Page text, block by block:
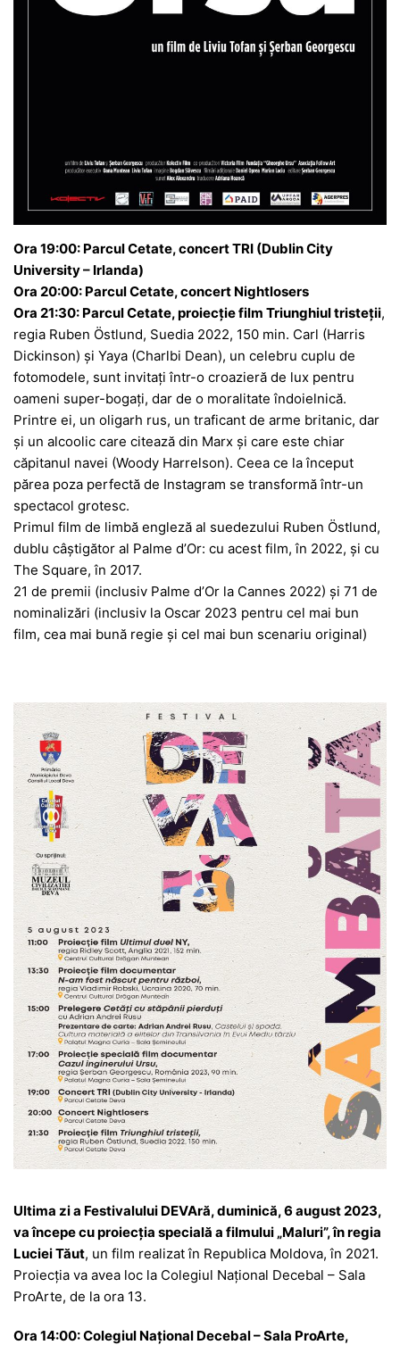
Ora 19:00: Parcul Cetate, concert TRI (Dublin City
University – Irlanda)
Ora 20:00: Parcul Cetate, concert Nightlosers
Ora 21:30: Parcul Cetate, proiecție film Triunghiul tristeții,
regia Ruben Östlund, Suedia 2022, 150 min. Carl (Harris
Dickinson) și Yaya (Charlbi Dean), un celebru cuplu de
fotomodele, sunt invitați într-o croazieră de lux pentru
oameni super-bogați, dar de o moralitate îndoielnică.
Printre ei, un oligarh rus, un traficant de arme britanic, dar
și un alcoolic care citează din Marx și care este chiar
căpitanul navei (Woody Harrelson). Ceea ce la început
părea poza perfectă de Instagram se transformă într-un
spectacol grotesc.
Primul film de limbă engleză al suedezului Ruben Östlund,
dublu câștigător al Palme d’Or: cu acest film, în 2022, și cu
The Square, în 2017.
21 de premii (inclusiv Palme d’Or la Cannes 2022) și 71 de
nominalizări (inclusiv la Oscar 2023 pentru cel mai bun
film, cea mai bună regie și cel mai bun scenariu original)
Ultima zi a Festivalului DEVAră, duminică, 6 august 2023,
va începe cu proiecția specială a filmului „Maluri”, în regia
Luciei Tăut, un film realizat în Republica Moldova, în 2021.
Proiecția va avea loc la Colegiul Național Decebal – Sala
ProArte, de la ora 13.
Ora 14:00: Colegiul Național Decebal – Sala ProArte,